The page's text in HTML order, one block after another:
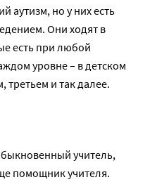
аутизм, но у них есть
Они ходят в
есть при любой
уровне – в детском
третьем и так далее.
учитель,
помощник учителя.